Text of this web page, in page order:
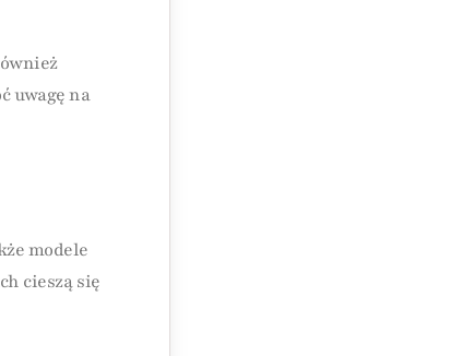
uwagę na
modele
cieszą się